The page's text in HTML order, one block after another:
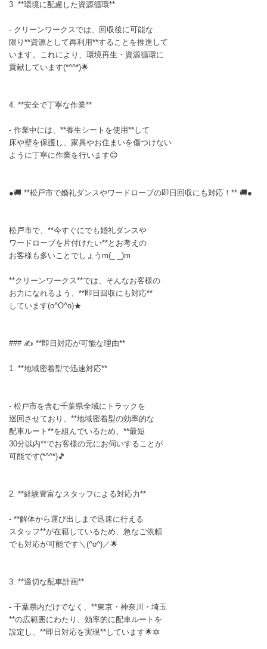
3. **環境に配慮した資源循環**
- クリーンワークスでは、回収後に可能な
限り**資源として再利用**することを推進して
います。これにより、環境再生・資源循環に
貢献しています(*^^*)🌟
4. **安全で丁寧な作業**
- 作業中には、**養生シートを使用**して
床や壁を保護し、家具やお住まいを傷つけない
ように丁寧に作業を行います😊
●🚚 **松戸市で婚礼ダンスやワードローブの即日回収にも対応！** 🚚●
松戸市で、**今すぐにでも婚礼ダンスや
ワードローブを片付けたい**とお考えの
お客様も多いことでしょうm(_ _)m
**クリーンワークス**では、そんなお客様の
お力になれるよう、**即日回収にも対応**
しています(o^O^o)★
### ✍ **即日対応が可能な理由**
1. **地域密着型で迅速対応**
- 松戸市を含む千葉県全域にトラックを
巡回させており、**地域密着型の効率的な
配車ルート**を組んでいるため、**最短
30分以内**でお客様の元にお伺いすることが
可能です(*^^*)🎵
2. **経験豊富なスタッフによる対応力**
- **解体から運び出しまで迅速に行える
スタッフ**が在籍しているため、急なご依頼
でも対応が可能です＼(^o^)／🌟
3. **適切な配車計画**
- 千葉県内だけでなく、**東京・神奈川・埼玉
**の広範囲にわたり、効率的に配車ルートを
設定し、**即日対応を実現**しています🌟🔯